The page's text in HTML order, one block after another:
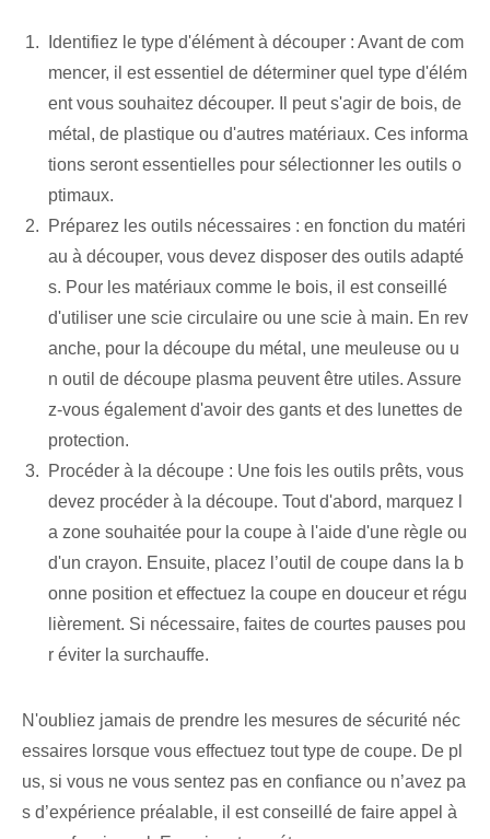
Identifiez le type d'élément à découper : Avant de com
mencer, il est essentiel de déterminer quel type d'élém
ent vous souhaitez découper. Il peut s'agir de bois, de
métal, de plastique ou d'autres matériaux. Ces informa
tions seront essentielles pour sélectionner les outils o
ptimaux.
Préparez les outils nécessaires : en fonction du matéri
au à découper, vous devez disposer des outils adapté
s. Pour les matériaux comme le bois, il est conseillé
d'utiliser une scie circulaire ou une scie à main. En rev
anche, pour la découpe du métal, une meuleuse ou u
n outil de découpe plasma peuvent être utiles. Assure
z-vous également d'avoir des gants et des lunettes de
protection.
Procéder à la découpe : Une fois les outils prêts, vous
devez procéder à la découpe. Tout d'abord, marquez l
a zone souhaitée pour la coupe à l'aide d'une règle ou
d'un crayon. Ensuite, placez l’outil de coupe dans la b
onne position et effectuez la coupe en douceur et régu
lièrement. Si nécessaire, faites de courtes pauses pou
r éviter la surchauffe.
N'oubliez jamais de prendre les mesures de sécurité néc
essaires lorsque vous effectuez tout type de coupe. De pl
us, si vous ne vous sentez pas en confiance ou n’avez pa
s d’expérience préalable, il est conseillé de faire appel à